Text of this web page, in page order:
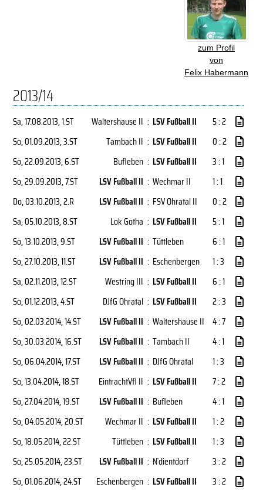
zum Profil
von
Felix Habermann
2013/14
Sa, 17.08.2013, 1.ST Waltershause II : LSV Fußball II
5 : 2
So, 01.09.2013, 3.ST Tambach II : LSV Fußball II
0 : 2
So, 22.09.2013, 6.ST Bufleben : LSV Fußball II
3 : 1
So, 29.09.2013, 7.ST LSV Fußball II : Wechmar II
1 : 1
Do, 03.10.2013, 2.R LSV Fußball II : FSV Ohratal II
0 : 2
Sa, 05.10.2013, 8.ST Lok Gotha : LSV Fußball II
5 : 1
So, 13.10.2013, 9.ST LSV Fußball II : Tüttleben
6 : 1
So, 27.10.2013, 11.ST LSV Fußball II : Eschenbergen
1 : 3
Sa, 02.11.2013, 12.ST Westring III : LSV Fußball II
6 : 1
So, 01.12.2013, 4.ST DJfG Ohratal : LSV Fußball II
2 : 3
So, 02.03.2014, 14.ST LSV Fußball II : Waltershause II 4 : 7
So, 30.03.2014, 16.ST LSV Fußball II : Tambach II
4 : 1
So, 06.04.2014, 17.ST LSV Fußball II : DJfG Ohratal
1 : 3
So, 13.04.2014, 18.ST EintrachtVfl II : LSV Fußball II
7 : 2
So, 27.04.2014, 19.ST LSV Fußball II : Bufleben
4 : 1
So, 04.05.2014, 20.ST Wechmar II : LSV Fußball II
1 : 2
So, 18.05.2014, 22.ST Tüttleben : LSV Fußball II
1 : 3
So, 25.05.2014, 23.ST LSV Fußball II : N`dientdorf
3 : 2
So, 01.06.2014, 24.ST Eschenbergen : LSV Fußball II 3 : 2